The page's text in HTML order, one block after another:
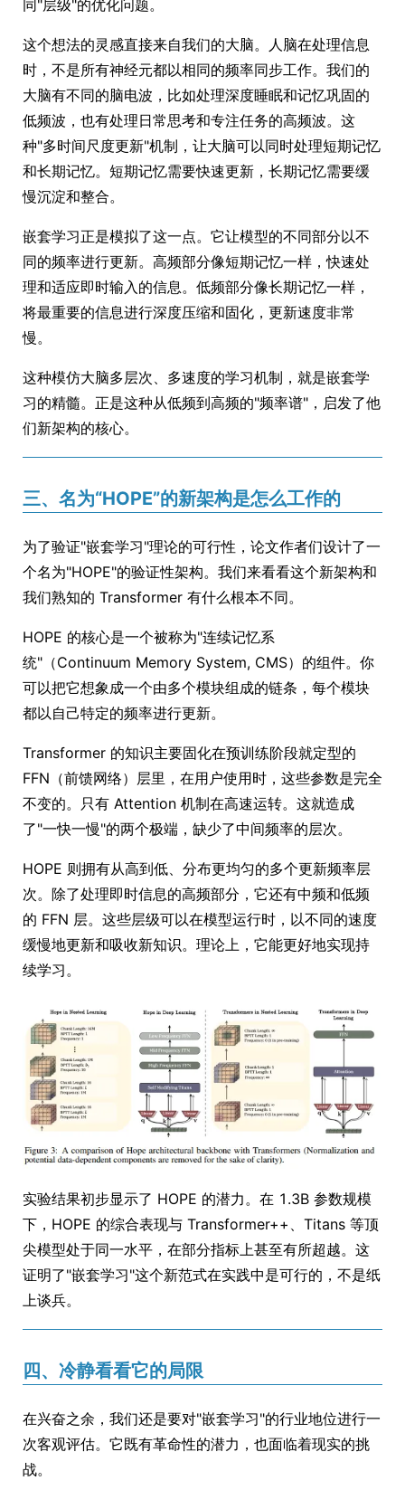
同"层级"的优化问题。
这个想法的灵感直接来自我们的大脑。人脑在处理信息
时，不是所有神经元都以相同的频率同步工作。我们的
大脑有不同的脑电波，比如处理深度睡眠和记忆巩固的
低频波，也有处理日常思考和专注任务的高频波。这
种"多时间尺度更新"机制，让大脑可以同时处理短期记忆
和长期记忆。短期记忆需要快速更新，长期记忆需要缓
慢沉淀和整合。
嵌套学习正是模拟了这一点。它让模型的不同部分以不
同的频率进行更新。高频部分像短期记忆一样，快速处
理和适应即时输入的信息。低频部分像长期记忆一样，
将最重要的信息进行深度压缩和固化，更新速度非常
慢。
这种模仿大脑多层次、多速度的学习机制，就是嵌套学
习的精髓。正是这种从低频到高频的"频率谱"，启发了他
们新架构的核心。
三、名为“HOPE”的新架构是怎么工作的
为了验证"嵌套学习"理论的可行性，论文作者们设计了一
个名为"HOPE"的验证性架构。我们来看看这个新架构和
我们熟知的 Transformer 有什么根本不同。
HOPE 的核心是一个被称为"连续记忆系
统"（Continuum Memory System, CMS）的组件。你
可以把它想象成一个由多个模块组成的链条，每个模块
都以自己特定的频率进行更新。
Transformer 的知识主要固化在预训练阶段就定型的
FFN（前馈网络）层里，在用户使用时，这些参数是完全
不变的。只有 Attention 机制在高速运转。这就造成
了"一快一慢"的两个极端，缺少了中间频率的层次。
HOPE 则拥有从高到低、分布更均匀的多个更新频率层
次。除了处理即时信息的高频部分，它还有中频和低频
的 FFN 层。这些层级可以在模型运行时，以不同的速度
缓慢地更新和吸收新知识。理论上，它能更好地实现持
续学习。
实验结果初步显示了 HOPE 的潜力。在 1.3B 参数规模
下，HOPE 的综合表现与 Transformer++、Titans 等顶
尖模型处于同一水平，在部分指标上甚至有所超越。这
证明了"嵌套学习"这个新范式在实践中是可行的，不是纸
上谈兵。
四、冷静看看它的局限
在兴奋之余，我们还是要对"嵌套学习"的行业地位进行一
次客观评估。它既有革命性的潜力，也面临着现实的挑
战。